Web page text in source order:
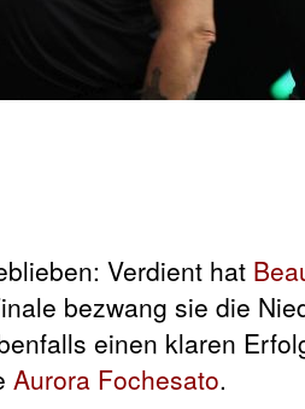
Verdient hat
bezwang sie die
einen klaren
Aurora Fochesato.